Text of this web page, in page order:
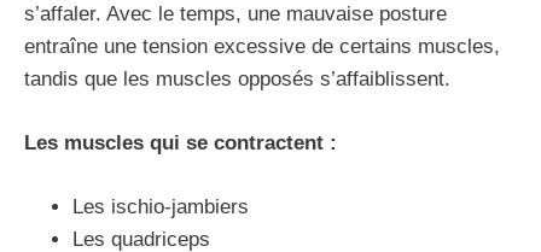
s’affaler. Avec le temps, une mauvaise posture
entraîne une tension excessive de certains muscles,
tandis que les muscles opposés s’affaiblissent.
Les muscles qui se contractent :
Les ischio-jambiers
Les quadriceps